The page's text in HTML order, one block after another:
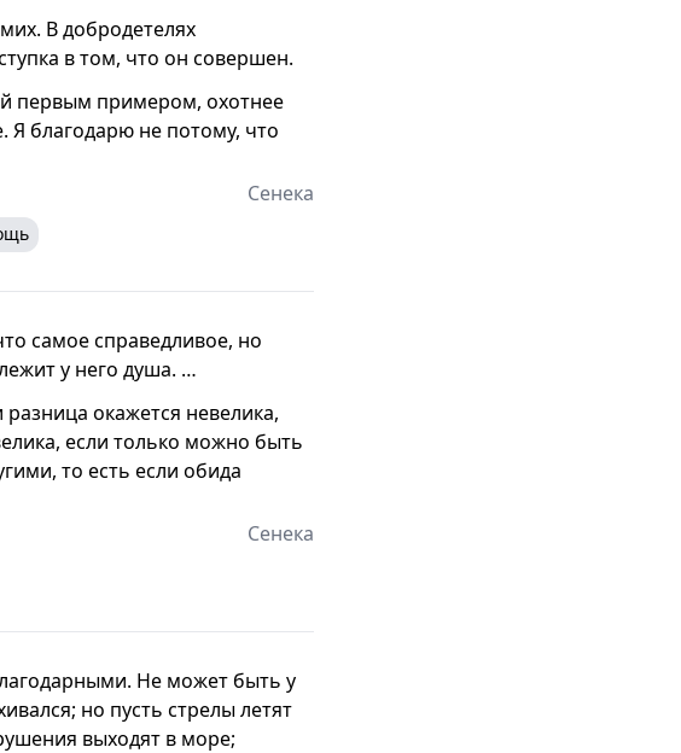
В добродетелях
в том, что он совершен.
первым примером, охотнее
Я благодарю не потому, что
Сенека
самое справедливое, но
у него душа. …
окажется невелика,
если только можно быть
то есть если обида
Сенека
Не может быть у
но пусть стрелы летят
выходят в море;